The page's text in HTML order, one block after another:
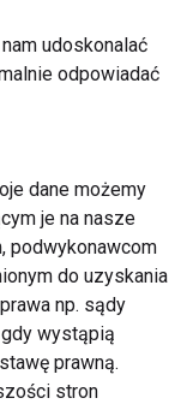
jak z
radzą sobie
udoskonalać
odpowiadać
dane możemy
je na nasze
podwykonawcom
do uzyskania
np. sądy
wystąpią
prawną.
stron